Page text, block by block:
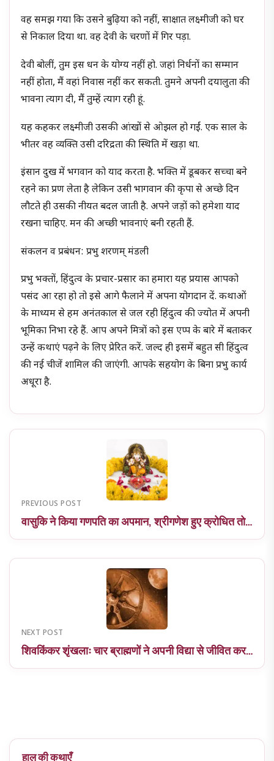
वह समझ गया कि उसने बुढ़िया को नहीं, साक्षात लक्ष्मीजी को घर
से निकाल दिया था. वह देवी के चरणों में गिर पड़ा.
देवी बोलीं, तुम इस धन के योग्य नहीं हो. जहां निर्धनों का सम्मान
नहीं होता, मैं वहां निवास नहीं कर सकती. तुमने अपनी दयालुता की
भावना त्याग दी, मैं तुम्हें त्याग रही हूं.
यह कहकर लक्ष्मीजी उसकी आंखों से ओझल हो गईं. एक साल के
भीतर वह व्यक्ति उसी दरिद्रता की स्थिति में खड़ा था.
इंसान दुख में भगवान को याद करता है. भक्ति में डूबकर सच्चा बने
रहने का प्रण लेता है लेकिन उसी भागवान की कृपा से अच्छे दिन
लौटते ही उसकी नीयत बदल जाती है. अपने जड़ों को हमेशा याद
रखना चाहिए. मन की अच्छी भावनाएं बनी रहती हैं.
संकलन व प्रबंधन: प्रभु शरणम् मंडली
प्रभु भक्तों, हिंदुत्व के प्रचार-प्रसार का हमारा यह प्रयास आपको
पसंद आ रहा हो तो इसे आगे फैलाने में अपना योगदान दें. कथाओं
के माध्यम से हम अनंतकाल से जल रही हिंदुत्व की ज्योत में अपनी
भूमिका निभा रहे हैं. आप अपने मित्रों को इस एप्प के बारे में बताकर
उन्हें कथाएं पढ़ने के लिए प्रेरित करें. जल्द ही इसमें बहुत सी हिंदुत्व
की नई चीजें शामिल की जाएंगी. आपके सहयोग के बिना प्रभु कार्य
अधूरा है.
PREVIOUS POST
वासुकि ने किया गणपति का अपमान, श्रीगणेश हुए क्रोधित तो…
NEXT POST
शिवकिंकर शृंखलाः चार ब्राह्मणों ने अपनी विद्या से जीवित कर…
हाल की कथाएँ